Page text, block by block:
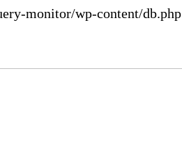
monitor/wp-content/db.php